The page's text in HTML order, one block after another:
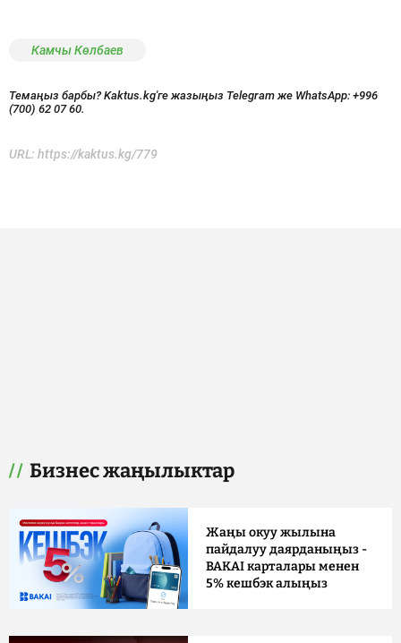
Камчы Көлбаев
Темаңыз барбы? Kaktus.kg'ге жазыңыз Telegram же WhatsApp: +996
(700) 62 07 60.
URL: https://kaktus.kg/779
Бизнес жаңылыктар
Жаңы окуу жылына
пайдалуу даярданыңыз -
BAKAI карталары менен
5% кешбэк алыңыз